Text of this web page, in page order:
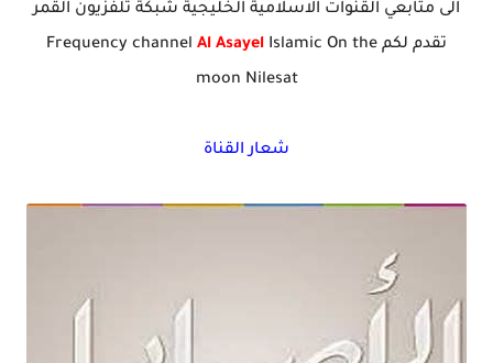
الى متابعي القنوات الاسلامية الخليجية شبكة تلفزيون القمر
تقدم لكم Frequency channel
Al Asayel Islamic On the
moon Nilesat
شعار القناة